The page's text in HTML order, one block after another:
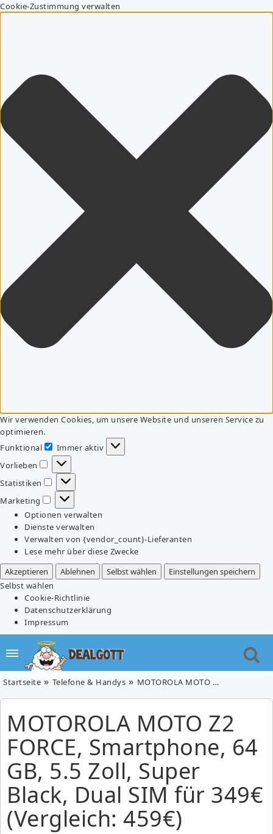
Cookie-Zustimmung verwalten
Wir verwenden Cookies, um unsere Website und unseren Service zu
optimieren.
Funktional
Funktional
Immer aktiv
Vorlieben
Vorlieben
Statistiken
Statistiken
Marketing
Marketing
Optionen verwalten
Dienste verwalten
Verwalten von {vendor_count}-Lieferanten
Lese mehr über diese Zwecke
Akzeptieren
Ablehnen Selbst wählen
Einstellungen speichern
Selbst wählen
Cookie-Richtlinie
Datenschutzerklärung
Impressum
Startseite Telefone & Handys MOTOROLA MOTO Z2 FORCE, Smartphone, 64 GB, 5.5 Zoll, Super Black, Dual SIM für 349€ (Vergleich: 459€)
MOTOROLA MOTO Z2
FORCE, Smartphone, 64
GB, 5.5 Zoll, Super
Black, Dual SIM für 349€
(Vergleich: 459€)